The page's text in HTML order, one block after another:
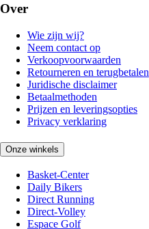
Over
Wie zijn wij?
Neem contact op
Verkoopvoorwaarden
Retourneren en terugbetalen
Juridische disclaimer
Betaalmethoden
Prijzen en leveringsopties
Privacy verklaring
Onze winkels
Basket-Center
Daily Bikers
Direct Running
Direct-Volley
Espace Golf